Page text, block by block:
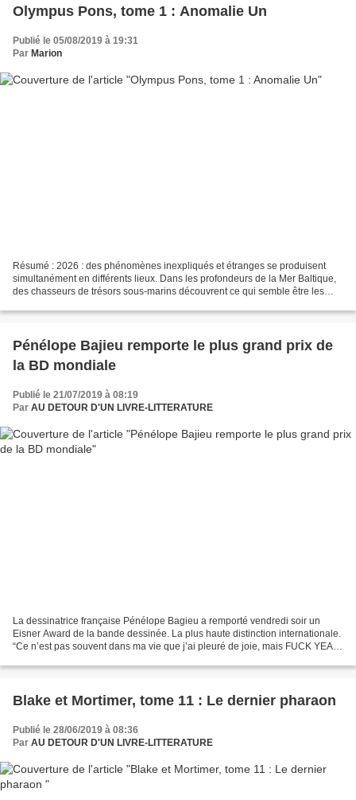
Olympus Pons, tome 1 : Anomalie Un
Publié le 05/08/2019 à 19:31
Par Marion
Résumé : 2026 : des phénomènes inexpliqués et étranges se produisent
simultanément en différents lieux. Dans les profondeurs de la Mer Baltique,
des chasseurs de trésors sous-marins découvrent ce qui semble être les
Pénélope Bajieu remporte le plus grand prix de
la BD mondiale
Publié le 21/07/2019 à 08:19
Par AU DETOUR D'UN LIVRE-LITTERATURE
La dessinatrice française Pénélope Bagieu a remporté vendredi soir un
Eisner Award de la bande dessinée. La plus haute distinction internationale.
“Ce n’est pas souvent dans ma vie que j’ai pleuré de joie, mais FUCK YEAH
Blake et Mortimer, tome 11 : Le dernier pharaon
Publié le 28/06/2019 à 08:36
Par AU DETOUR D'UN LIVRE-LITTERATURE